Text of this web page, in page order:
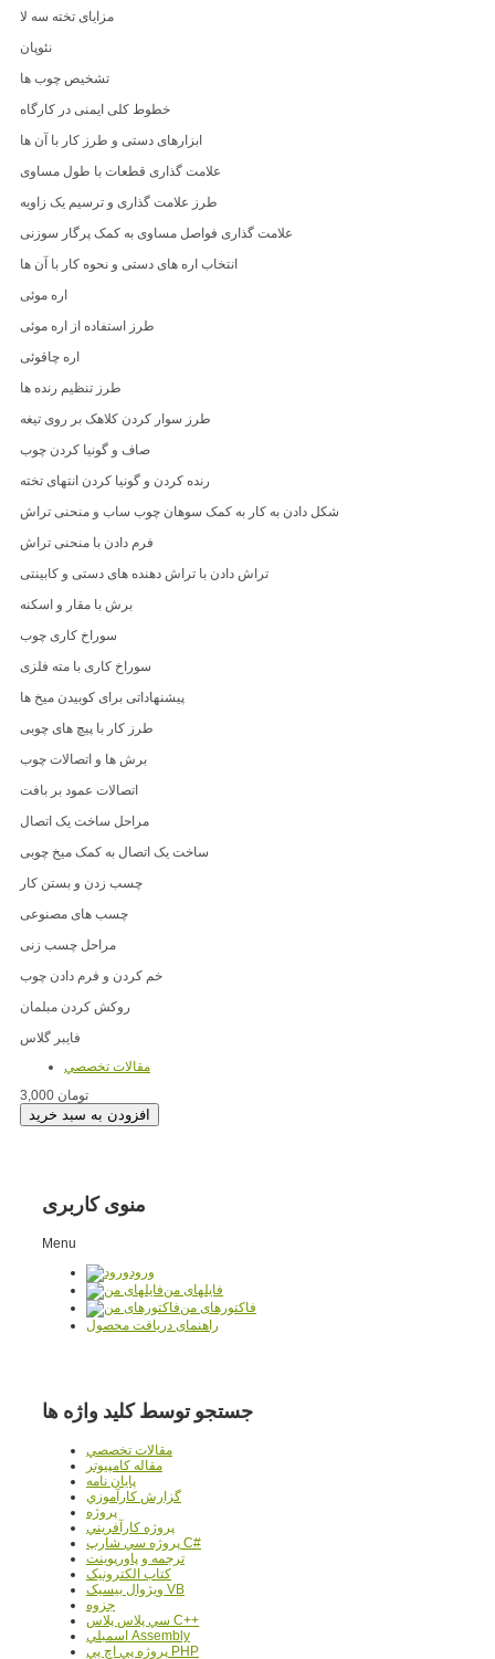
مزایای تخته سه لا
نئوپان
تشخیص چوب ها
خطوط کلی ایمنی در کارگاه
ابزارهای دستی و طرز کار با آن ها
علامت گذاری قطعات با طول مساوی
طرز علامت گذاری و ترسیم یک زاویه
علامت گذاری فواصل مساوی به کمک پرگار سوزنی
انتخاب اره های دستی و نحوه کار با آن ها
اره موئی
طرز استفاده از اره موئی
اره چاقوئی
طرز تنظیم رنده ها
طرز سوار کردن کلاهک بر روی تیغه
صاف و گونیا کردن چوب
رنده کردن و گونیا کردن انتهای تخته
شکل دادن به کار به کمک سوهان چوب ساب و منحنی تراش
فرم دادن با منحنی تراش
تراش دادن با تراش دهنده های دستی و کابینتی
برش با مقار و اسکنه
سوراخ کاری چوب
سوراخ کاری با مته فلزی
پیشنهاداتی برای کوبیدن میخ ها
طرز کار با پیچ های چوبی
برش ها و اتصالات چوب
اتصالات عمود بر بافت
مراحل ساخت یک اتصال
ساخت یک اتصال به کمک میخ چوبی
چسب زدن و بستن کار
چسب های مصنوعی
مراحل چسب زنی
خم کردن و فرم دادن چوب
روکش کردن مبلمان
فایبر گلاس
مقالات تخصصي
3,000 تومان
منوی کاربری
Menu
ورود
فایلهای من
فاکتورهای من
راهنمای دریافت محصول
جستجو توسط کلید واژه ها
مقالات تخصصي
مقاله کامپیوتر
پایان نامه
گزارش کارآموزي
پروژه
پروژه کارآفريني
پروژه سي شارپ C#
ترجمه و پاورپوينت
کتاب الکترونيک
ويژوال بيسيک VB
جزوه
سي پلاس پلاس C++
اسمبلي Assembly
پروژه پي اچ پي PHP